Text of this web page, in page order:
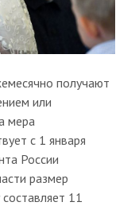
получают
или
мера
с 1 января
России
размер
11